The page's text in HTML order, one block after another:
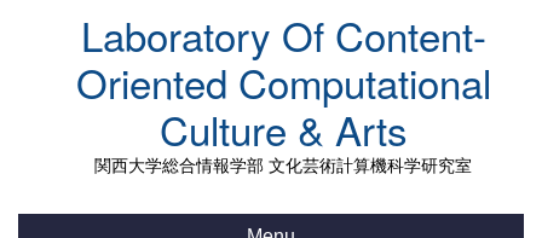
Laboratory Of Content-
Oriented Computational
Culture & Arts
関西大学総合情報学部 文化芸術計算機科学研究室